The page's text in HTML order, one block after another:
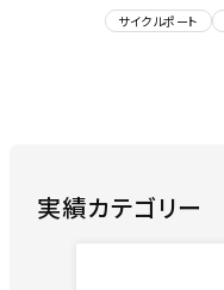
サイクルポート
実績カテゴリー